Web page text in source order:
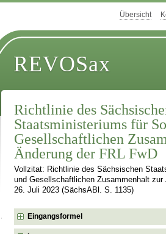
Übersicht
REVOSax
Richtlinie des
Staatsministeriums für
Gesellschaftlichen
Änderung der FRL FwD
Vollzitat: Richtlinie des Sächsischen
und Gesellschaftlichen Zusammenhalt zur
26. Juli 2023 (SächsABl. S. 1135)
Eingangsformel